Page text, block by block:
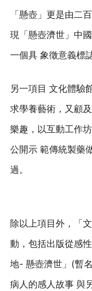
「懸壺」更是由二
現「懸壺濟世」中
一個具 象徵意義標誌
另一項目 文化體驗
求學養藝術，又顧
樂趣，以互動工作
公開示 範傳統製藥
過。
除以上項目外，「
動，包括出版從感
地- 懸壺濟世」(暫
病人的感人故事 與